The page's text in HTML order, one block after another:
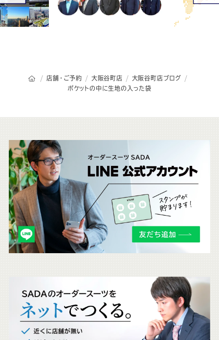
オーダースーツSADAのトップページ
店舗・ご予約 大阪谷町店
大阪谷町店ブログ
ポケットの中に生地の入った袋
こ
ち
ら
も
チ
ェ